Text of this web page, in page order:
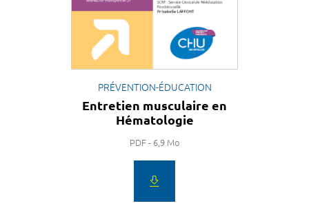
PRÉVENTION-ÉDUCATION
Entretien musculaire en
Hématologie
PDF - 6,9 Mo